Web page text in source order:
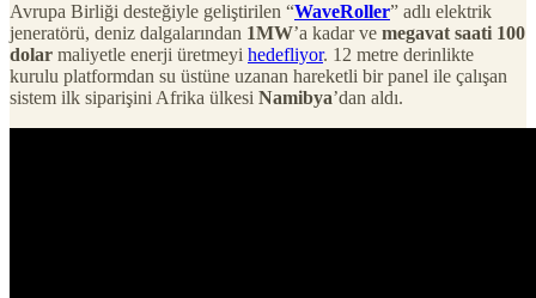
Avrupa Birliği desteğiyle geliştirilen “WaveRoller” adlı elektrik
jeneratörü, deniz dalgalarından 1MW’a kadar ve megavat saati 100
dolar maliyetle enerji üretmeyi hedefliyor. 12 metre derinlikte
kurulu platformdan su üstüne uzanan hareketli bir panel ile çalışan
sistem ilk siparişini Afrika ülkesi Namibya’dan aldı.